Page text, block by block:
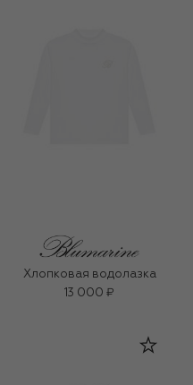
Хлопковая водолазка
13 000 ₽